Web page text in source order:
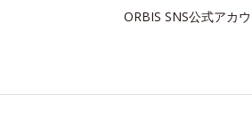
ORBIS SNS公式アカ